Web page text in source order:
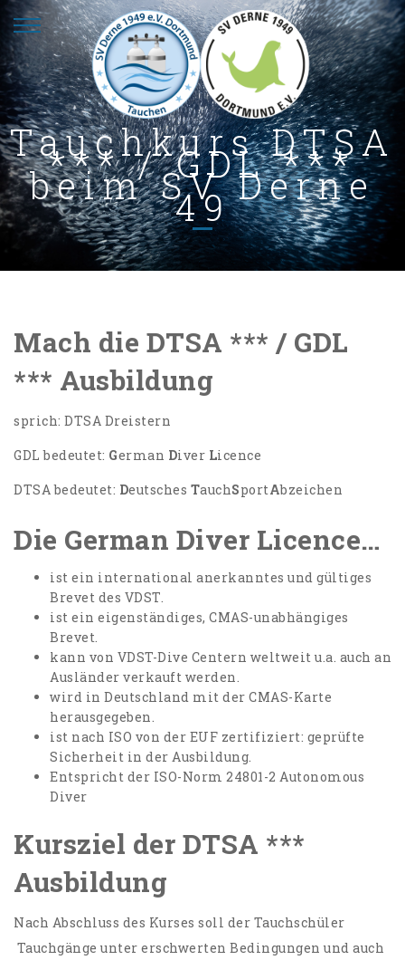
Tauchkurs DTSA
*** / GDL ***
beim SV Derne
49
Mach die DTSA *** / GDL
*** Ausbildung
sprich: DTSA Dreistern
GDL bedeutet: German Diver Licence
DTSA bedeutet: Deutsches TauchSportAbzeichen
Die German Diver Licence…
ist ein international anerkanntes und gültiges
Brevet des VDST.
ist ein eigenständiges, CMAS-unabhängiges
Brevet.
kann von VDST-Dive Centern weltweit u.a. auch an
Ausländer verkauft werden.
wird in Deutschland mit der CMAS-Karte
herausgegeben.
ist nach ISO von der EUF zertifiziert: geprüfte
Sicherheit in der Ausbildung.
Entspricht der ISO-Norm 24801-2 Autonomous
Diver
Kursziel der DTSA ***
Ausbildung
Nach Abschluss des Kurses soll der Tauchschüler
Tauchgänge unter erschwerten Bedingungen und auch